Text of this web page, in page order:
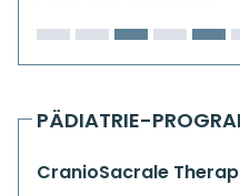
PÄDIATRIE-
CranioSacrale